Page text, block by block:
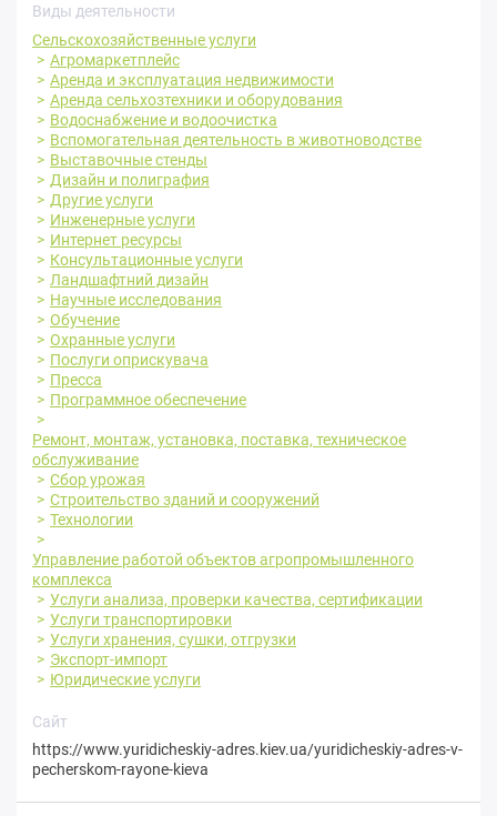
Виды деятельности
Сельскохозяйственные услуги
Агромаркетплейс
Аренда и эксплуатация недвижимости
Аренда сельхозтехники и оборудования
Водоснабжение и водоочистка
Вспомогательная деятельность в животноводстве
Выставочные стенды
Дизайн и полиграфия
Другие услуги
Инженерные услуги
Интернет ресурсы
Консультационные услуги
Ландшафтний дизайн
Научные исследования
Обучение
Охранные услуги
Послуги оприскувача
Пресса
Программное обеспечение
Ремонт, монтаж, установка, поставка, техническое
обслуживание
Сбор урожая
Строительство зданий и сооружений
Технологии
Управление работой объектов агропромышленного
комплекса
Услуги анализа, проверки качества, сертификации
Услуги транспортировки
Услуги хранения, сушки, отгрузки
Экспорт-импорт
Юридические услуги
Сайт
https://www.yuridicheskiy-adres.kiev.ua/yuridicheskiy-adres-v-
pecherskom-rayone-kieva